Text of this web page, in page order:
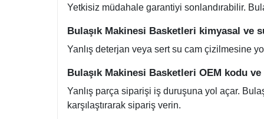
Yetkisiz müdahale garantiyi sonlandırabilir.
Bulaşık Makinesi Basketleri kimyasal ve
Yanlış deterjan veya sert su cam çizilmesine
Bulaşık Makinesi Basketleri OEM kodu
Yanlış parça siparişi iş duruşuna yol açar.
karşılaştırarak sipariş verin.